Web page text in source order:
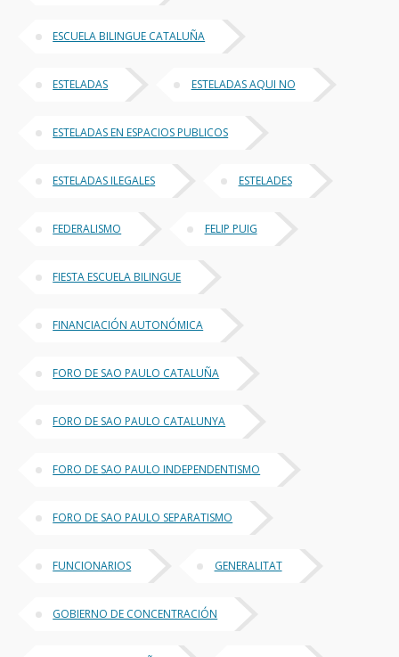
ESCUELA BILINGUE CATALUÑA
ESTELADAS ESTELADAS AQUI NO
ESTELADAS EN ESPACIOS PUBLICOS
ESTELADAS ILEGALES ESTELADES
FEDERALISMO FELIP PUIG
FIESTA ESCUELA BILINGUE
FINANCIACIÓN AUTONÓMICA
FORO DE SAO PAULO CATALUÑA
FORO DE SAO PAULO CATALUNYA
FORO DE SAO PAULO INDEPENDENTISMO
FORO DE SAO PAULO SEPARATISMO
FUNCIONARIOS GENERALITAT
GOBIERNO DE CONCENTRACIÓN